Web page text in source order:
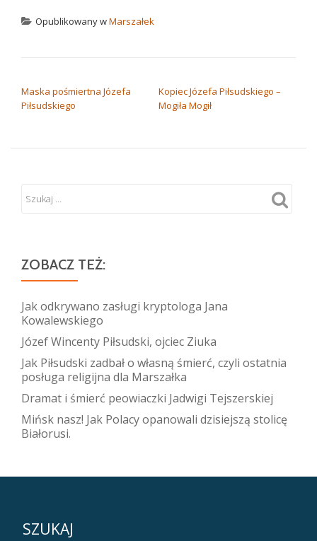
Opublikowany wMarszałek
Maska pośmiertna Józefa
Piłsudskiego
Kopiec Józefa Piłsudskiego –
Mogiła Mogił
ZOBACZ TEŻ:
Jak odkrywano zasługi kryptologa Jana
Kowalewskiego
Józef Wincenty Piłsudski, ojciec Ziuka
Jak Piłsudski zadbał o własną śmierć, czyli ostatnia
posługa religijna dla Marszałka
Dramat i śmierć peowiaczki Jadwigi Tejszerskiej
Mińsk nasz! Jak Polacy opanowali dzisiejszą stolicę
Białorusi.
SZUKAJ